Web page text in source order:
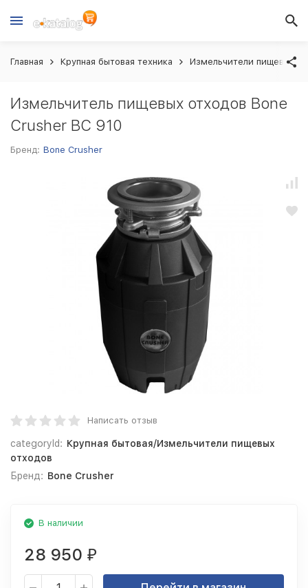
Главная Крупная бытовая техника Измельчители пищевых
Измельчитель пищевых отходов Bone
Crusher BC 910
Бренд: Bone Crusher
Написать отзыв
categoryId: Крупная бытовая/Измельчители пищевых
отходов
Бренд: Bone Crusher
В наличии
28 950 ₽